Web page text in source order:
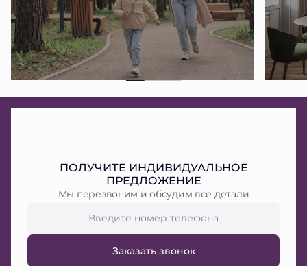
ПОЛУЧИТЕ ИНДИВИДУАЛЬНОЕ
ПРЕДЛОЖЕНИЕ
Мы перезвоним и обсудим все детали
Заказать звонок